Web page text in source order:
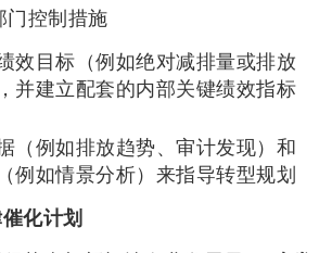
门控制措施
效目标（例如绝对减排量或排放
并建立配套的内部关键绩效指标
（例如排放趋势、审计发现）和
例如情景分析）来指导转型规划
化计划